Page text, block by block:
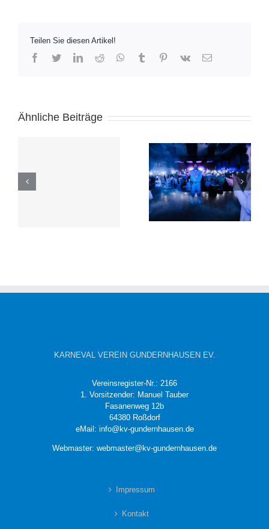
Teilen Sie diesen Artikel!
Facebook
TwitterLinkedIn
Reddit Whatsapp
Tumblr Pinterest
Vk Email
Ähnliche Beiträge
Kerbumzug 2025
KARNEVAL VEREIN GUNDERNHAUSEN EV.
Vereinsregister-Nr.: 2166
1. Vorsitzender: Manuel Tauber
Fasanenweg 12b
64380 Roßdorf
eMail: info@kv-gundernhausen.de
Webmaster: webmaster@kv-gundernhausen.de
Impressum
Kontakt